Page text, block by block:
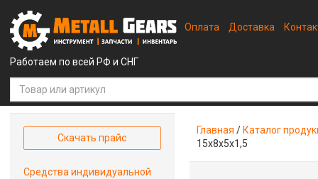
Работаем по всей РФ и СНГ
Оплата Доставка
Главная / Каталог
15х8х5х1,5
Скачать прайс
Средства индивидуальной